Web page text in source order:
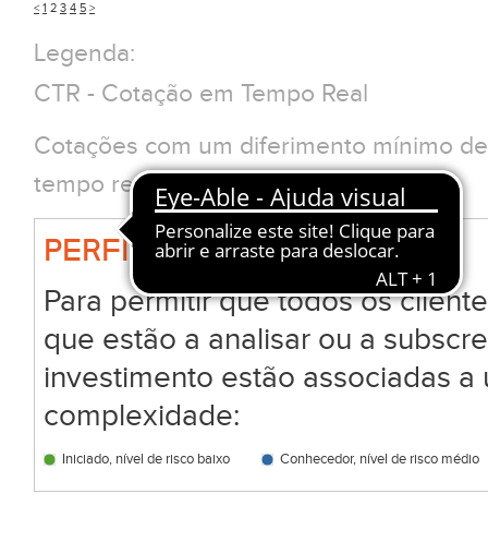
< 1 2 3 4 5 >
Legenda:
CTR - Cotação em Tempo Real
Cotações com um diferimento mínimo
tempo real clique em CTR
PERFIL BIG
Para permitir que todos os
que estão a analisar ou a
investimento estão associadas
complexidade:
Iniciado, nível de risco baixo Conhecedor, nível de risco médio